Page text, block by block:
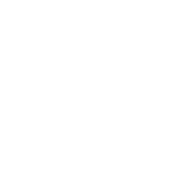
10. Klasse eines Gymnasiums.